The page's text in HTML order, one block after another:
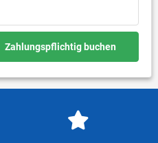
Zahlungspflichtig buchen